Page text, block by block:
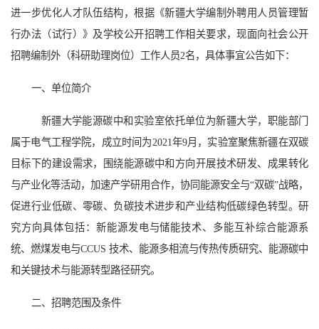
进一步优化人才队伍结构，根据《新疆大学编制外聘用人员管理暂
行办法（试行）》及学校公开招聘工作相关要求，现面向社会公开
招聘编制外（科研助理岗位）工作人员2名，具体事宜公告如下：
一、单位简介
新疆大学能源碳中和实验室依托单位为新疆大学，职能部门
属于电气工程学院，成立时间为2021年9月，实验室聚焦新疆在双碳
目标下的建设需求，
围绕能源碳中和方向开展技术研发、成果转化
与产业化等活动，加速产学研用合作，协同能源安全与“双碳”战略，
促进行业低碳、零碳、负碳技术进步和产业结构低碳绿色转型。 研
究方向具体包括： 新能源发电与储能技术、多能互补综合能源系
统、燃煤发电与CCUS 技术、能源多相流与传热传质研究、能源碳中
和关键技术与能源转型路径研究。
二、招聘范围及条件